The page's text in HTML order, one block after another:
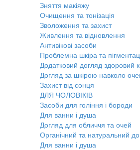
Зняття макіяжу
Очищення та тонізація
Зволоження та захист
Живлення та відновлення
Антивікові засоби
Проблемна шкіра та
Додатковий догляд здоровий
Догляд за шкірою навколо
Захист від сонця
ДЛЯ ЧОЛОВІКІВ
Засоби для гоління і бороди
Для ванни і душа
Догляд для обличчя та очей
Органічний та натуральний
Для ванни і душа